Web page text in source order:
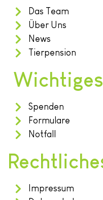
Das Team
Über Uns
News
Tierpension
Wichtiges
Spenden
Formulare
Notfall
Impressum